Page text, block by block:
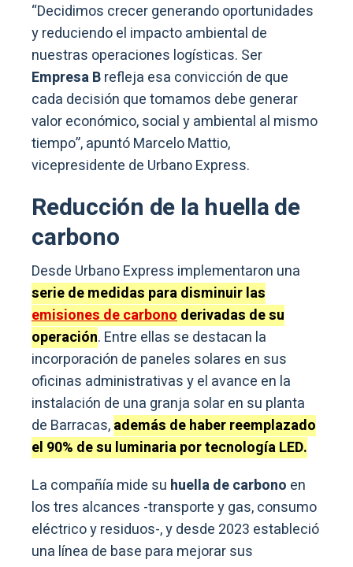
“Decidimos crecer generando oportunidades
y reduciendo el impacto ambiental de
nuestras operaciones logísticas. Ser
Empresa Brefleja esa convicción de que
cada decisión que tomamos debe generar
valor económico, social y ambiental al mismo
tiempo”, apuntó Marcelo Mattio,
vicepresidente de Urbano Express.
Reducción de la huella de
carbono
Desde Urbano Express implementaron una
serie de medidas para disminuir las
emisiones de carbonoderivadas de su
operación. Entre ellas se destacan la
incorporación de paneles solares en sus
oficinas administrativas y el avance en la
instalación de una granja solar en su planta
de Barracas,además de haber reemplazado
el 90% de su luminaria por tecnología LED.
La compañía mide su huella de carbono en
los tres alcances -transporte y gas, consumo
eléctrico y residuos-, y desde 2023 estableció
una línea de base para mejorar sus